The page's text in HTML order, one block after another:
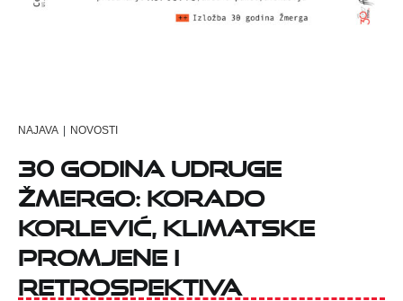
NAJAVA | NOVOSTI
30 godina Udruge
Žmergo: KORADO
KORLEVIĆ, KLIMATSKE
PROMJENE I
RETROSPEKTIVA